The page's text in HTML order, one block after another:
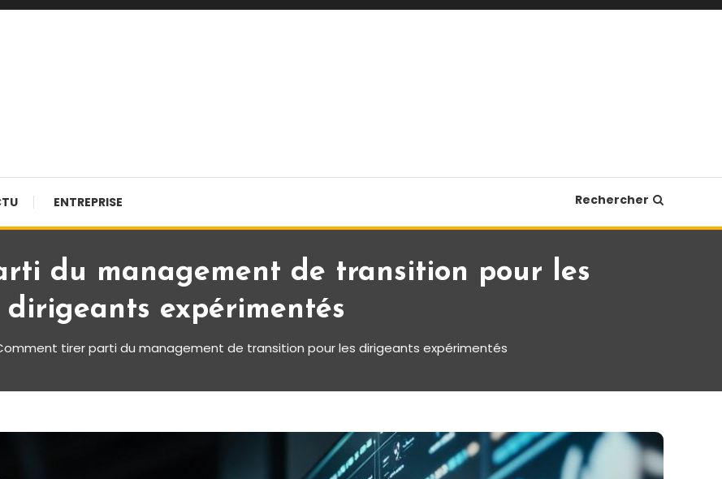
ENTREPRISE Rechercher
du management de transition pour les
dirigeants expérimentés
tirer parti du management de transition pour les dirigeants expérimentés